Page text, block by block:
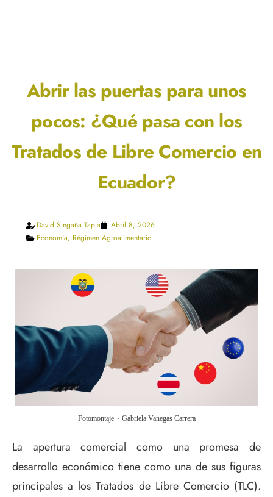
Abrir las puertas para unos
pocos: ¿Qué pasa con los
Tratados de Libre Comercio en
Ecuador?
David Singaña Tapia
Abril 8, 2026
Economía, Régimen Agroalimentario
Fotomontaje ~ Gabriela Vanegas Carrera
La apertura comercial como una promesa de
desarrollo económico tiene como una de sus figuras
principales a los Tratados de Libre Comercio (TLC).